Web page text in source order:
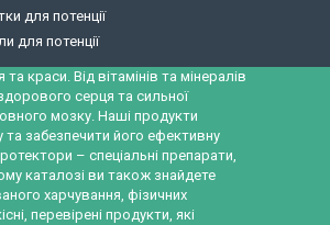
для потенції
для потенції
краси. Від вітамінів та мінералів
серця та сильної
мозку. Наші продукти
забезпечити його ефективну
– спеціальні препарати,
каталозі ви також знайдете
харчування, фізичних
перевірені продукти, які